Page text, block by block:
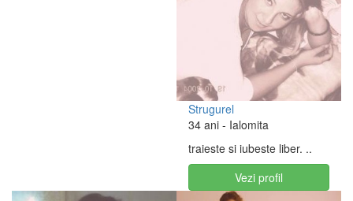
Strugurel
34 ani - Ialomita
traieste si iubeste liber. ..
Vezi profil